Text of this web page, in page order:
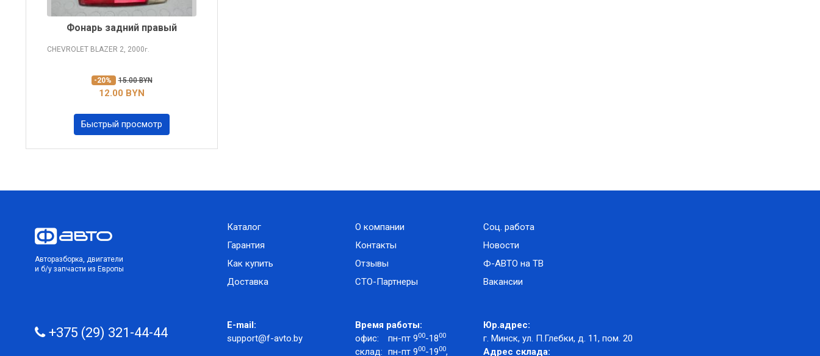
Фонарь задний правый
CHEVROLET BLAZER 2, 2000г.
-20% 15.00 BYN
12.00 BYN
Быстрый просмотр
Авторазборка, двигатели
и б/у запчасти из Европы
Каталог
Гарантия
Как купить
Доставка
О компании
Контакты
Отзывы
СТО-Партнеры
Соц. работа
Новости
Ф-АВТО на ТВ
Вакансии
+375 (29) 321-44-44
E-mail:
support@f-avto.by
Время работы:
офис:
пн-пт 900-1800
склад: пн-пт 900-1900,
Юр.адрес:
г. Минск, ул. П.Глебки, д. 11, пом. 20
Адрес склада: